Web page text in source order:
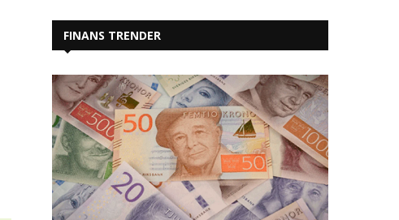
FINANS TRENDER